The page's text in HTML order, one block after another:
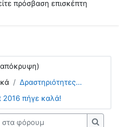
πρόσβαση επισκέπτη
Δραστηριότητες...
2016 πήγε καλά!
φόρουμ